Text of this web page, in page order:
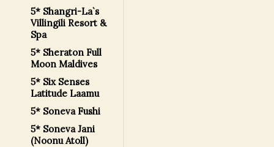
5* Shangri-La`s
Villingili Resort &
Spa
5* Sheraton Full
Moon Maldives
5* Six Senses
Latitude Laamu
5* Soneva Fushi
5* Soneva Jani
(Noonu Atoll)